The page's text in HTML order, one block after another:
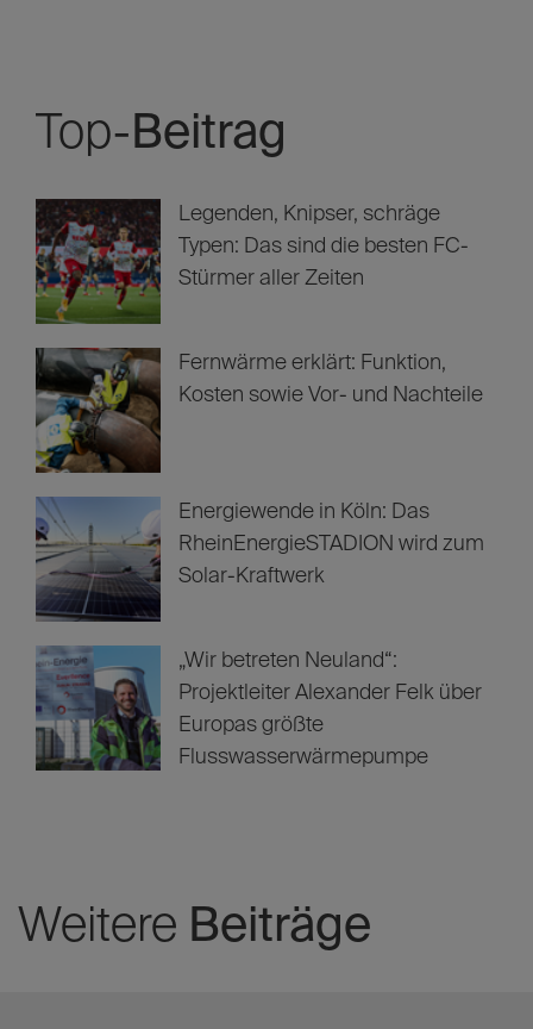
Top-Beitrag
Legenden, Knipser, schräge
Typen: Das sind die besten FC-
Stürmer aller Zeiten
Fernwärme erklärt: Funktion,
Kosten sowie Vor- und Nachteile
Energiewende in Köln: Das
RheinEnergieSTADION wird zum
Solar-Kraftwerk
„Wir betreten Neuland“:
Projektleiter Alexander Felk über
Europas größte
Flusswasserwärmepumpe
Weitere Beiträge